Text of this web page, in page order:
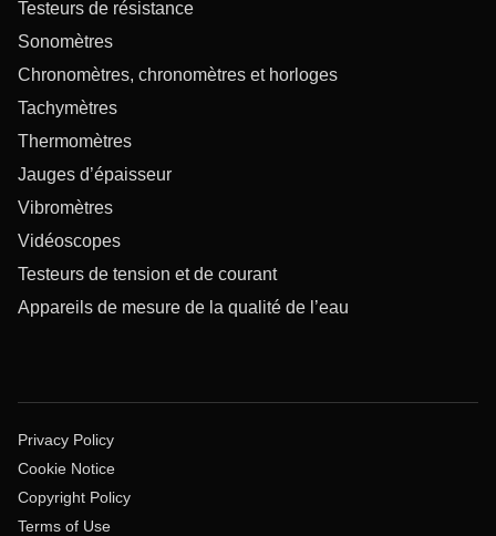
Testeurs de résistance
Sonomètres
Chronomètres, chronomètres et horloges
Tachymètres
Thermomètres
Jauges d’épaisseur
Vibromètres
Vidéoscopes
Testeurs de tension et de courant
Appareils de mesure de la qualité de l’eau
Privacy Policy
Cookie Notice
Copyright Policy
Terms of Use